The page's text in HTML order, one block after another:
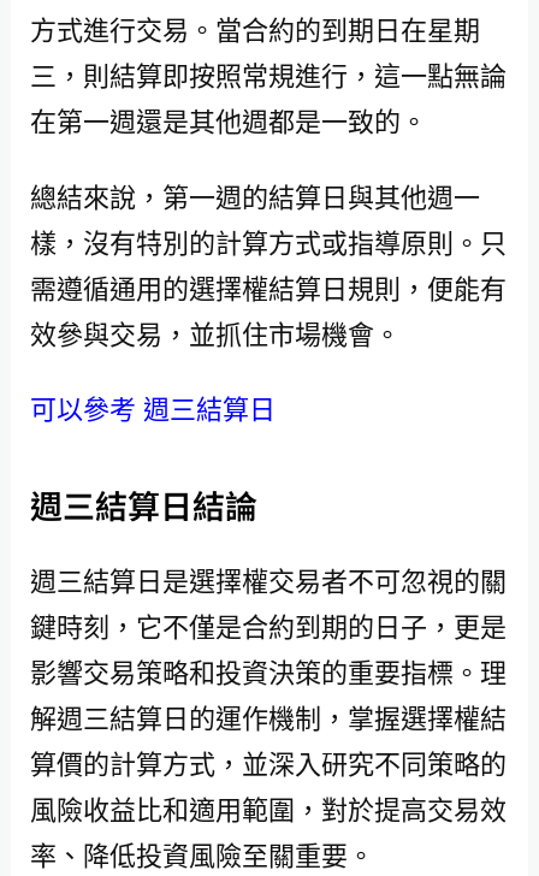
方式進行交易。當合約的到期日在星期
三，則結算即按照常規進行，這一點無論
在第一週還是其他週都是一致的。
總結來說，第一週的結算日與其他週一
樣，沒有特別的計算方式或指導原則。只
需遵循通用的選擇權結算日規則，便能有
效參與交易，並抓住市場機會。
可以參考 週三結算日
週三結算日結論
週三結算日是選擇權交易者不可忽視的關
鍵時刻，它不僅是合約到期的日子，更是
影響交易策略和投資決策的重要指標。理
解週三結算日的運作機制，掌握選擇權結
算價的計算方式，並深入研究不同策略的
風險收益比和適用範圍，對於提高交易效
率、降低投資風險至關重要。